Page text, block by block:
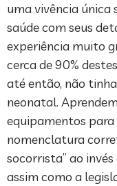
uma vivência única
saúde com seus
experiência muito
cerca de 90%
até então, não
neonatal.
equipamentos
nomenclatura
socorrista” ao
assim como a